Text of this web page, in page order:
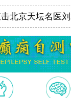
北京天坛名医